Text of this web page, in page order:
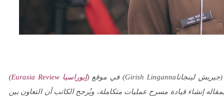
(جيريش لينجاناGirish Linganna) في موقع (إيوراسياEurasia Review
)
إنشاء قيادة مسرح عمليات متكاملة، ويُرجح الكاتب أن التعاون بين
انجازات نتنياهو !